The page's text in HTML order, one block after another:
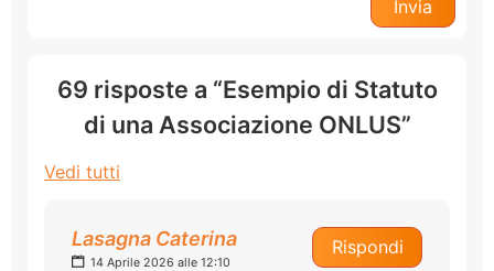
69 risposte a “Esempio di Statuto
di una Associazione ONLUS”
Vedi tutti
Rispondi
Lasagna Caterina
14 Aprile 2026 alle 12:10